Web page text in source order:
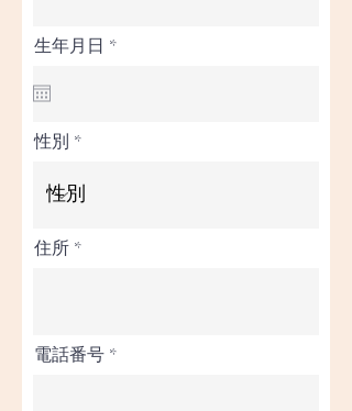
生年月日 *r
性別
住所
電話番号